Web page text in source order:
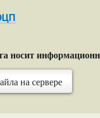
носит
на сервере